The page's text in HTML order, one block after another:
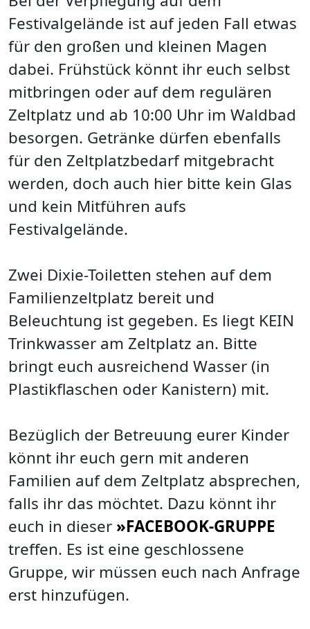
Festivalgelände ist auf jeden Fall etwas
für den großen und kleinen Magen
dabei. Frühstück könnt ihr euch selbst
mitbringen oder auf dem regulären
Zeltplatz und ab 10:00 Uhr im Waldbad
besorgen. Getränke dürfen ebenfalls
für den Zeltplatzbedarf mitgebracht
werden, doch auch hier bitte kein Glas
und kein Mitführen aufs
Festivalgelände.
Zwei Dixie-Toiletten stehen auf dem
Familienzeltplatz bereit und
Beleuchtung ist gegeben. Es liegt KEIN
Trinkwasser am Zeltplatz an. Bitte
bringt euch ausreichend Wasser (in
Plastikflaschen oder Kanistern) mit.
Bezüglich der Betreuung eurer Kinder
könnt ihr euch gern mit anderen
Familien auf dem Zeltplatz absprechen,
falls ihr das möchtet. Dazu könnt ihr
euch in dieser »FACEBOOK-GRUPPE
treffen. Es ist eine geschlossene
Gruppe, wir müssen euch nach Anfrage
erst hinzufügen.